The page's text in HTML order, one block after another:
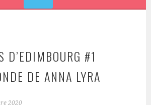
D’EDIMBOURG #1
DE ANNA LYRA
2020